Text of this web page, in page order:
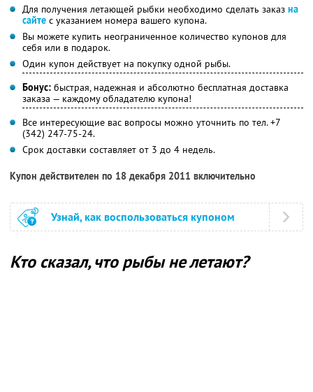
Для получения летающей рыбки необходимо сделать заказ на
сайте с указанием номера вашего купона.
Вы можете купить неограниченное количество купонов для
себя или в подарок.
Один купон действует на покупку одной рыбы.
Бонус: быстрая, надежная и абсолютно бесплатная доставка
заказа — каждому обладателю купона!
Все интересующие вас вопросы можно уточнить по тел. +7
(342) 247-75-24.
Срок доставки составляет от 3 до 4 недель.
Купон действителен по 18 декабря 2011 включительно
Узнай, как воспользоваться купоном
Кто сказал, что рыбы не летают?